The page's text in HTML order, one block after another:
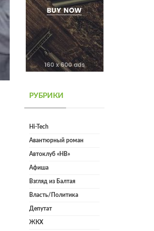
РУБРИКИ
Hi-Tech
Авантюрный роман
Автоклуб «НВ»
Афиша
Взгляд из Балтая
Власть/Политика
Депутат
ЖКХ